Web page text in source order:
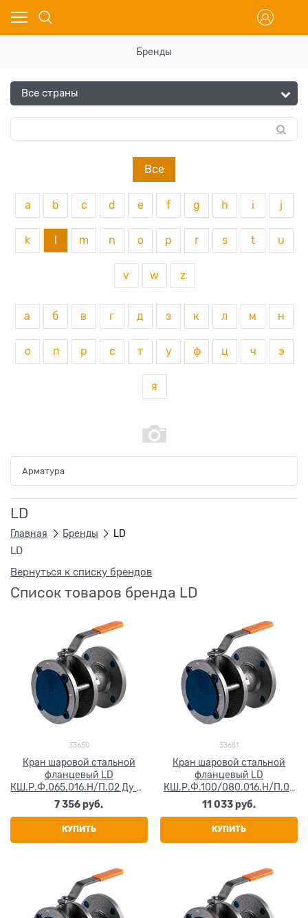
Бренды
Все
a b c d e f g h i j
k m n o p r s t u
v w z
а б в г д з к л м н
о п р с т у ф ц ч э
я
Арматура
LD
Главная Бренды
LD
LD
Вернуться к списку брендов
Список товаров бренда LD
33650
Кран шаровой стальной
фланцевый LD
КШ.Р.Ф.065.016.Н/П.02 Ду 65
Ру16
7 356 руб.
КУПИТЬ
33651
Кран шаровой стальной
фланцевый LD
КШ.Р.Ф.100/080.016.Н/П.02
Ду 100 Ру16
11 033 руб.
КУПИТЬ